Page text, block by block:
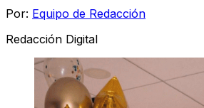
Por: Equipo de Redacción
Redacción Digital